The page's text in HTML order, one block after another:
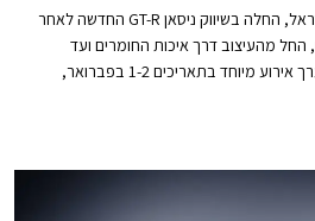
קרסו מוטורס, יבואנית ניסאן לישראל, החלה בשיווק ניסאן GT-R החדשה לאחר
מהעיצוב דרך איכות החומרים ועד
להספק המנוע. לרגל השקתה יערך אירוע מיוחד בתאריכים 1-2 בפברואר,